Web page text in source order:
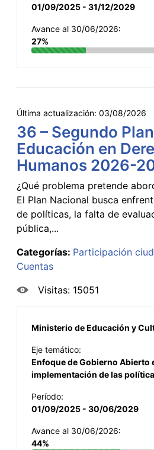
01/09/2025 - 31/12/2029
Avance al 30/06/2026:
27%
Última actualización: 03/08/2026
36 – Segundo
Educación en
Humanos 2026-
¿Qué problema pretende
El Plan Nacional busca
de políticas, la falta de
pública,...
Categorías: Participación
Cuentas
Visitas: 15051
Ministerio de Educación y
Eje temático:
Enfoque de Gobierno Abierto
implementación de las
Período:
01/09/2025 - 30/06/2029
Avance al 30/06/2026:
44%